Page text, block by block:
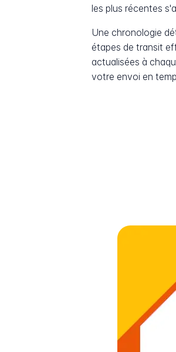
les plus récentes
Une chronologie
étapes de transit
actualisées à
votre envoi en